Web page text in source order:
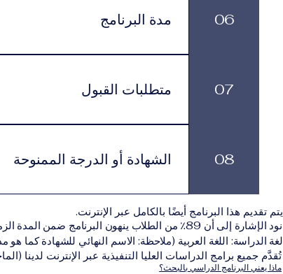
06 مدة البرنامج
لكل برنامج مدة دراسة دنيا إلزامية
07 متطلبات القبول
يجب على المتقدمين استيفاء شروط
نموذج التقديم الإلكترونيقد يُطلب تقديم مستندات إضافية حسب البرنامج والمؤسسة التعليمية المسؤولة عن تقديمه.
08 الشهادة أو الدرجة الممنوحة
بعد استكمال جميع المتطلبات
والتي تصدر عن المؤسسة التعليمية المسؤولة عن تقديم البرنامج ضمن شبكة VBNN Smart Education Group.
يتم تقديم هذا البرنامج أيضًا بالكامل عبر الإنترنت.
نود الإشارة إلى أن 89٪ من الطلاب ينهون البرنامج ضمن المدة الزمنية المتوقعة.
لغة الدراسة: اللغة العربية (ملاحظة: الاسم النهائي للشهادة كما هو
تُقدَّم جميع برامج الدراسات العليا التنفيذية عبر الإنترنت لدينا
ماذا يعني البرنامج الدراسي بالبحث؟